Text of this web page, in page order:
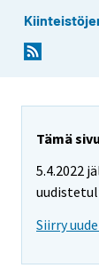
Tämä
5.4.2022
Siirry